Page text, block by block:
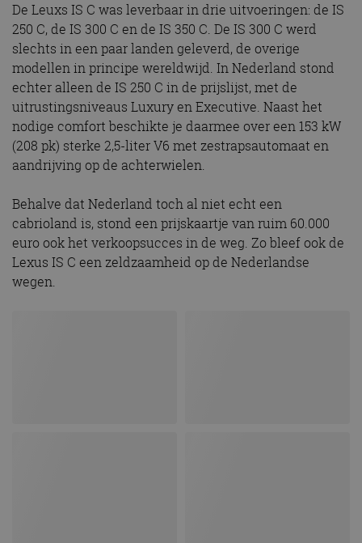
De Leuxs IS C was leverbaar in drie uitvoeringen: de IS
250 C, de IS 300 C en de IS 350 C. De IS 300 C werd
slechts in een paar landen geleverd, de overige
modellen in principe wereldwijd. In Nederland stond
echter alleen de IS 250 C in de prijslijst, met de
uitrustingsniveaus Luxury en Executive. Naast het
nodige comfort beschikte je daarmee over een 153 kW
(208 pk) sterke 2,5-liter V6 met zestrapsautomaat en
aandrijving op de achterwielen.
Behalve dat Nederland toch al niet echt een
cabrioland is, stond een prijskaartje van ruim 60.000
euro ook het verkoopsucces in de weg. Zo bleef ook de
Lexus IS C een zeldzaamheid op de Nederlandse
wegen.